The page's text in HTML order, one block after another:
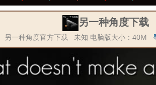
另一种角度下载
另一种角度官方下载 未知 电脑版大小：40M